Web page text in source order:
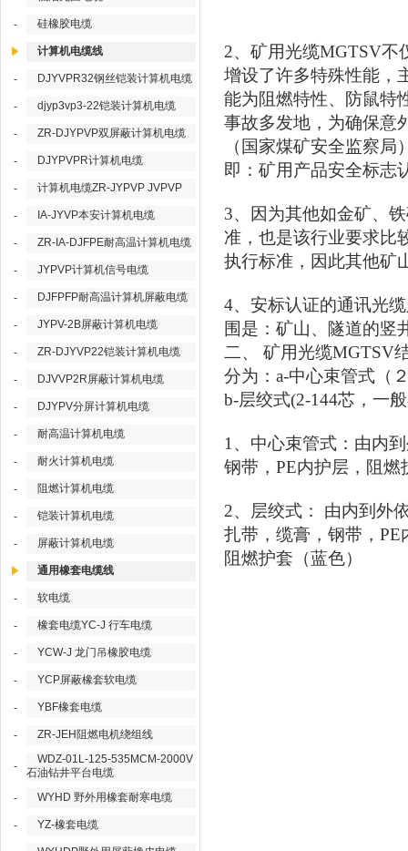
- 硅橡胶电缆
计算机电缆线
- DJYVPR32钢丝铠装计算机电缆
- djyp3vp3-22铠装计算机电缆
- ZR-DJYPVP双屏蔽计算机电缆
- DJYPVPR计算机电缆
- 计算机电缆ZR-JYPVP JVPVP
- IA-JYVP本安计算机电缆
- ZR-IA-DJFPE耐高温计算机电缆
- JYPVP计算机信号电缆
- DJFPFP耐高温计算机屏蔽电缆
- JYPV-2B屏蔽计算机电缆
- ZR-DJYVP22铠装计算机电缆
- DJVVP2R屏蔽计算机电缆
- DJYPV分屏计算机电缆
- 耐高温计算机电缆
- 耐火计算机电缆
- 阻燃计算机电缆
- 铠装计算机电缆
- 屏蔽计算机电缆
通用橡套电缆线
- 软电缆
- 橡套电缆YC-J 行车电缆
- YCW-J 龙门吊橡胶电缆
- YCP屏蔽橡套软电缆
- YBF橡套电缆
- ZR-JEH阻燃电机绕组线
-
WDZ-01L-125-535MCM-2000V
石油钻井平台电缆
-
WYHD 野外用橡套耐寒电缆
- YZ-橡套电缆
2、矿用光缆MGTSV不
增设了许多特殊性能，
能为阻燃特性、防鼠特
事故多发地，为确保意
（国家煤矿安全监察
即：矿用产品安全标志
3、因为其他如金矿、
准，也是该行业要求比
执行标准，因此其他矿
4、安标认证的通讯光
围是：矿山、隧道的竖
二、
矿用光缆MGTSV
分为： a-中心束管式（
b-层绞式(2-144芯，一
1 、中心束管式：由内
钢带， PE内护层，阻燃
2、层绞式：
由内到外
扎带，缆膏，钢带， PE
阻燃护套（蓝色）